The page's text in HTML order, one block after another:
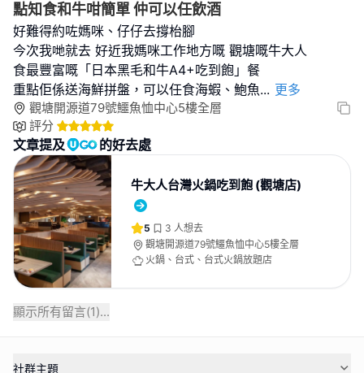
點知食和牛咁簡單 仲可以任飲酒
好難得約咗媽咪、仔仔去撐枱腳
今次我哋就去 好近我媽咪工作地方嘅 觀塘嘅牛大人
食最豐富嘅「日本黑毛和牛A4+吃到飽」餐
重點佢係送海鮮拼盤，可以任食海蝦、鮑魚... 更多
觀塘開源道79號鱷魚恤中心5樓全層
評分
文章提及 的好去處
牛大人台灣火鍋吃到飽 (觀塘店)
5 3 人想去
觀塘開源道79號鱷魚恤中心5樓全層
火鍋、台式、台式火鍋放題店
顯示所有留言(1)...
社群主題